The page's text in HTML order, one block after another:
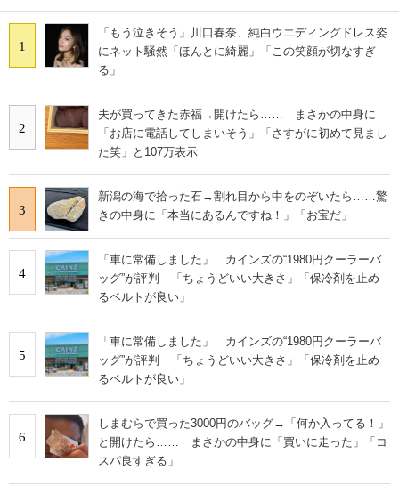
1
「もう泣きそう」川口春奈、純白ウエディングドレス姿
にネット騒然「ほんとに綺麗」「この笑顔が切なすぎ
る」
2
夫が買ってきた赤福→開けたら…… まさかの中身に
「お店に電話してしまいそう」「さすがに初めて見まし
た笑」と107万表示
3
新潟の海で拾った石→割れ目から中をのぞいたら……驚
きの中身に「本当にあるんですね！」「お宝だ」
4
「車に常備しました」 カインズの“1980円クーラーバ
ッグ”が評判 「ちょうどいい大きさ」「保冷剤を止め
るベルトが良い」
5
「車に常備しました」 カインズの“1980円クーラーバ
ッグ”が評判 「ちょうどいい大きさ」「保冷剤を止め
るベルトが良い」
6
しまむらで買った3000円のバッグ→「何か入ってる！」
と開けたら…… まさかの中身に「買いに走った」「コ
スパ良すぎる」